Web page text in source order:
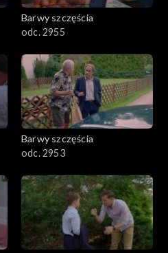
Barwy szczęścia
odc. 2955
Barwy szczęścia
odc. 2953